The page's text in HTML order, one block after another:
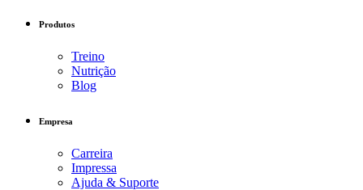
Produtos
Treino
Nutrição
Blog
Empresa
Carreira
Impressa
Ajuda & Suporte